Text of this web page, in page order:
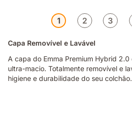
1 2 3
Capa Removível e Lavável
A capa do Emma Premium Hybrid
ultra-macio. Totalmente removível e
higiene e durabilidade do seu colchão.